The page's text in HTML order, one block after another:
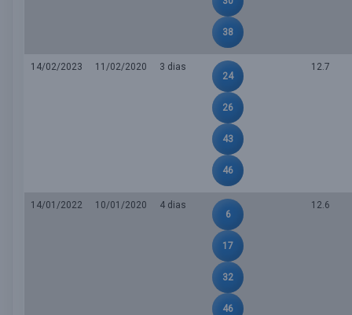
38
14/02/2023 11/02/2020
3 dias
24
26
43
46
12.7
14/01/2022 10/01/2020
4 dias
6
17
32
46
12.6